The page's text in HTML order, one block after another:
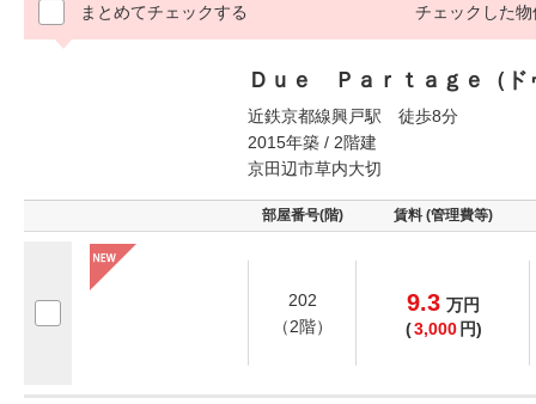
まとめてチェックする チェックした物
Ｄｕｅ Ｐａｒｔａｇｅ（ド
近鉄京都線興戸駅 徒歩8分
2015年築 / 2階建
京田辺市草内大切
部屋番号(階) 賃料 (管理費等)
202
（2階）
9.3 万円
(3,000 円)